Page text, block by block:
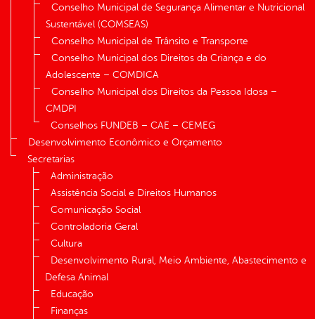
Conselho Municipal de Segurança Alimentar e Nutricional
Sustentável (COMSEAS)
Conselho Municipal de Trânsito e Transporte
Conselho Municipal dos Direitos da Criança e do
Adolescente – COMDICA
Conselho Municipal dos Direitos da Pessoa Idosa –
CMDPI
Conselhos FUNDEB – CAE – CEMEG
Desenvolvimento Econômico e Orçamento
Secretarias
Administração
Assistência Social e Direitos Humanos
Comunicação Social
Controladoria Geral
Cultura
Desenvolvimento Rural, Meio Ambiente, Abastecimento e
Defesa Animal
Educação
Finanças